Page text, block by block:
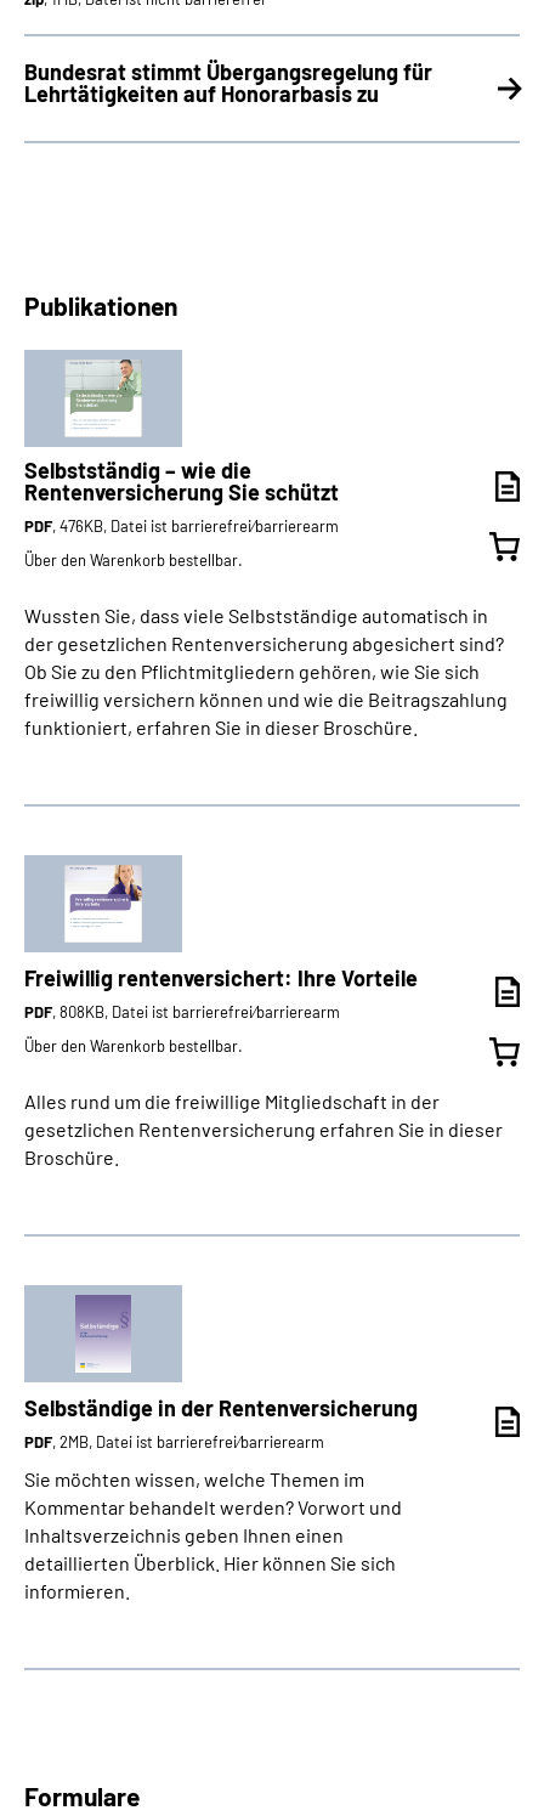
Bundesrat stimmt Übergangsregelung für
Lehrtätigkeiten auf Honorarbasis zu
Publikationen
Selbstständig – wie die
Rentenversicherung Sie schützt
PDF, 476KB, Datei ist barrierefrei⁄barrierearm
Über den Warenkorb bestellbar.
Wussten Sie, dass viele Selbstständige automatisch in
der gesetzlichen Rentenversicherung abgesichert sind?
Ob Sie zu den Pflichtmitgliedern gehören, wie Sie sich
freiwillig versichern können und wie die Beitragszahlung
funktioniert, erfahren Sie in dieser Broschüre.
Freiwillig rentenversichert: Ihre Vorteile
PDF, 808KB, Datei ist barrierefrei⁄barrierearm
Über den Warenkorb bestellbar.
Alles rund um die freiwillige Mitgliedschaft in der
gesetzlichen Rentenversicherung erfahren Sie in dieser
Broschüre.
Selbständige in der Rentenversicherung
PDF, 2MB, Datei ist barrierefrei⁄barrierearm
Sie möchten wissen, welche Themen im
Kommentar behandelt werden? Vorwort und
Inhaltsverzeichnis geben Ihnen einen
detaillierten Überblick. Hier können Sie sich
informieren.
Formulare